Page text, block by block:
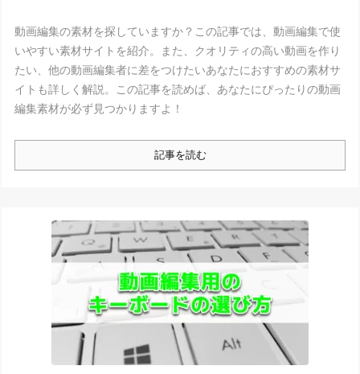
動画編集の素材を探していますか？この記事では、動画編集で使
いやすい素材サイトを紹介。また、クオリティの高い動画を作り
たい、他の動画編集者に差をつけたいあなたにおすすめの素材サ
イトも詳しく解説。この記事を読めば、あなたにぴったりの動画
編集素材が必ず見つかりますよ！
記事を読む